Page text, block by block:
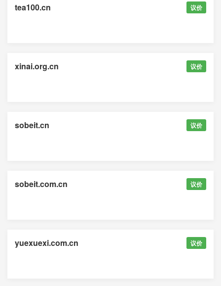
tea100.cn 议价
xinai.org.cn 议价
sobeit.cn 议价
sobeit.com.cn 议价
yuexuexi.com.cn 议价